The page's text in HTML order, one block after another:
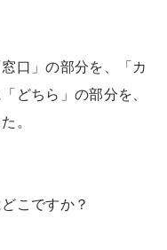
口」の部分を、「カ
どちら」の部分を、
。
こですか？